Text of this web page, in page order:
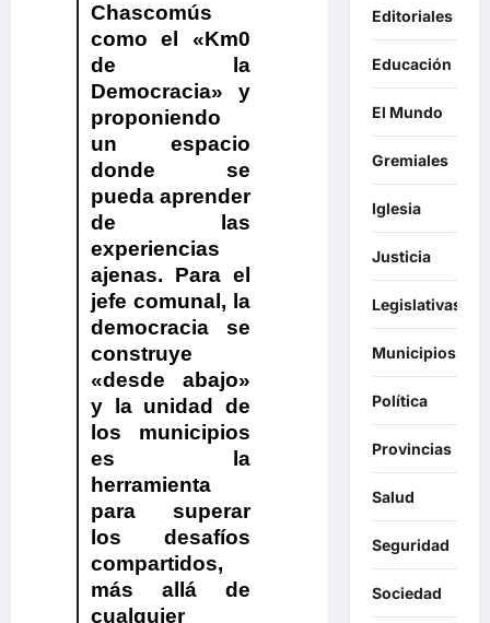
Chascomús
como el «Km0
de la
Democracia» y
proponiendo
un espacio
donde se
pueda aprender
de las
experiencias
ajenas. Para el
jefe comunal, la
democracia se
construye
«desde abajo»
y la unidad de
los municipios
es la
herramienta
para superar
los desafíos
compartidos,
más allá de
cualquier
Editoriales
Educación
El Mundo
Gremiales
Iglesia
Justicia
Legislativas
Municipios
Política
Provincias
Salud
Seguridad
Sociedad